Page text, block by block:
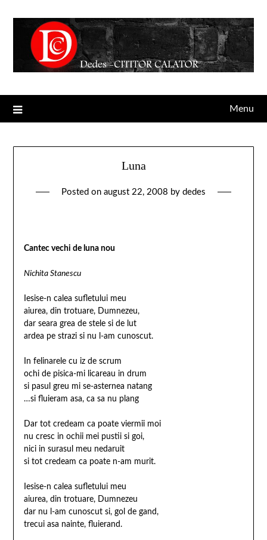
Menu
Luna
Posted on august 22, 2008 by dedes
Cantec vechi de luna nou
Nichita Stanescu
Iesise-n calea sufletului meu
aiurea, din trotuare, Dumnezeu,
dar seara grea de stele si de lut
ardea pe strazi si nu l-am cunoscut.
In felinarele cu iz de scrum
ochi de pisica-mi licareau in drum
si pasul greu mi se-asternea natang
…si fluieram asa, ca sa nu plang
Dar tot credeam ca poate viermii moi
nu cresc in ochii mei pustii si goi,
nici in surasul meu nedaruit
si tot credeam ca poate n-am murit.
Iesise-n calea sufletului meu
aiurea, din trotuare, Dumnezeu
dar nu l-am cunoscut si, gol de gand,
trecui asa nainte, fluierand.